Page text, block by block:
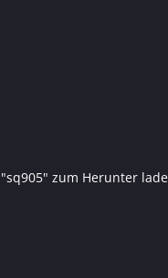
zum Herunter